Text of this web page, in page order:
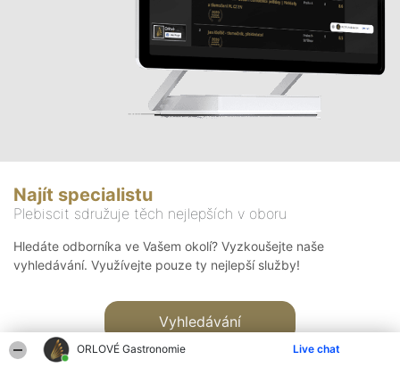
ORLOVÉ Gastronomie Live chat
Najít specialistu
Plebiscit sdružuje těch nejlepších v oboru
Hledáte odborníka ve Vašem okolí? Vyzkoušejte naše
vyhledávání. Využívejte pouze ty nejlepší služby!
Vyhledávání